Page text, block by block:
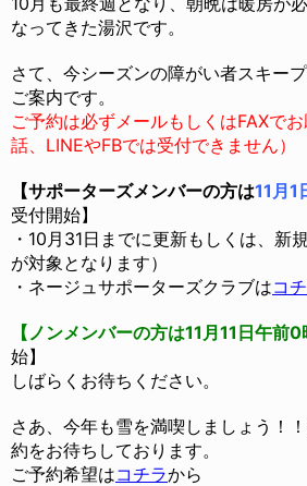
なってきた湯沢です。
さて、今シーズンの障がい者スキー
ご案内です。
ご予約は必ずメールもしくはFAXで
話、LINEやFBでは受付できません）
【サポーターズメンバーの方は11月1
受付開始】
・10月31日までに更新もしくは、新
が対象となります）
・ネージュサポーターズクラブはコ
【ノンメンバーの方は11月11日午前0
始】
しばらくお待ちください。
さあ、今年も雪を満喫しましょう！
約をお待ちしております。
ご予約希望はコチラから